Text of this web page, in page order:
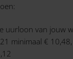
uurloon van jouw
minimaal €